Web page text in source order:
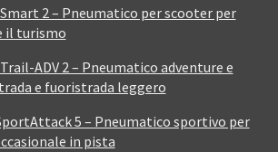
2 – Pneumatico per scooter per
il turismo
ADV 2 – Pneumatico adventure e
e fuoristrada leggero
5 – Pneumatico sportivo per
in pista